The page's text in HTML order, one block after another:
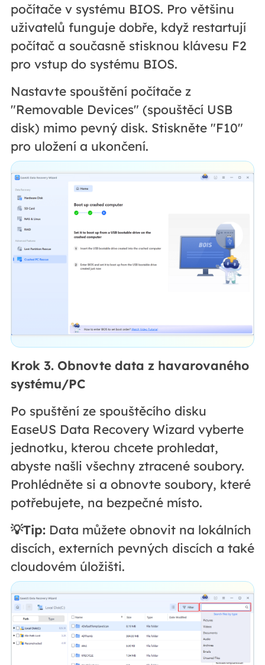
počítače v systému BIOS. Pro většinu
uživatelů funguje dobře, když restartují
počítač a současně stisknou klávesu F2
pro vstup do systému BIOS.
Nastavte spouštění počítače z
"Removable Devices" (spouštěcí USB
disk) mimo pevný disk. Stiskněte "F10"
pro uložení a ukončení.
Krok 3. Obnovte data z havarovaného
systému/PC
Po spuštění ze spouštěcího disku
EaseUS Data Recovery Wizard vyberte
jednotku, kterou chcete prohledat,
abyste našli všechny ztracené soubory.
Prohlédněte si a obnovte soubory, které
potřebujete, na bezpečné místo.
💡Tip:Data můžete obnovit na lokálních
discích, externích pevných discích a také
cloudovém úložišti.